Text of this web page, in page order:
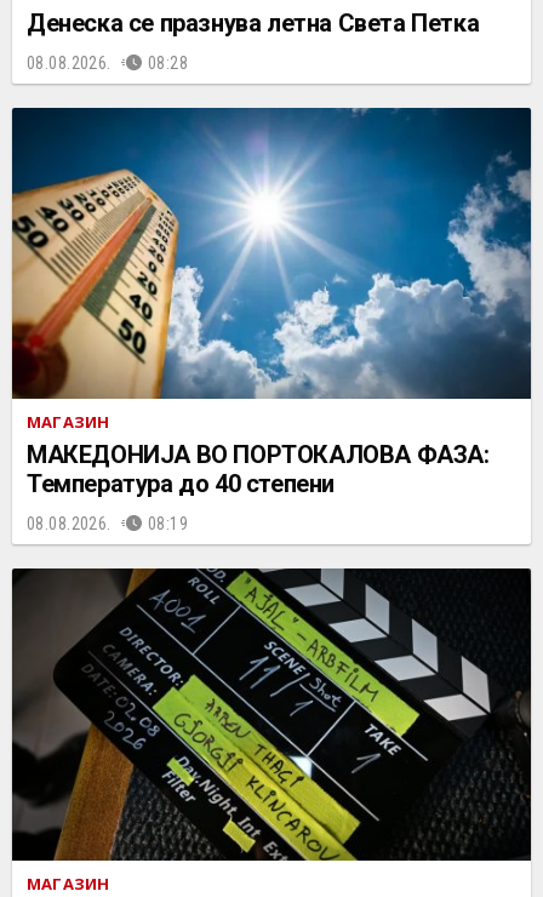
Денеска се празнува летна Света Петка
08.08.2026. 08:28
МАГАЗИН
МАКЕДОНИЈА ВО ПОРТОКАЛОВА ФАЗА:
Температура до 40 степени
08.08.2026. 08:19
МАГАЗИН